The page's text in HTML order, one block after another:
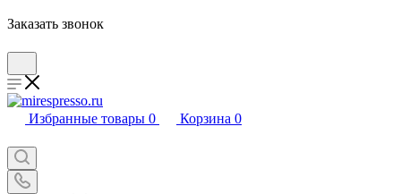
Заказать звонок
Избранные товары 0 Корзина 0